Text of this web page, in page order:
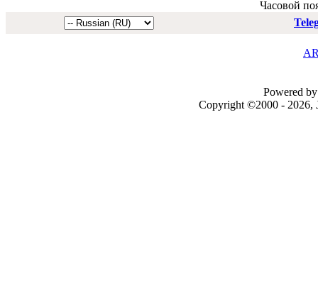
Часовой
Powered
Copyright ©2000 - 2026,